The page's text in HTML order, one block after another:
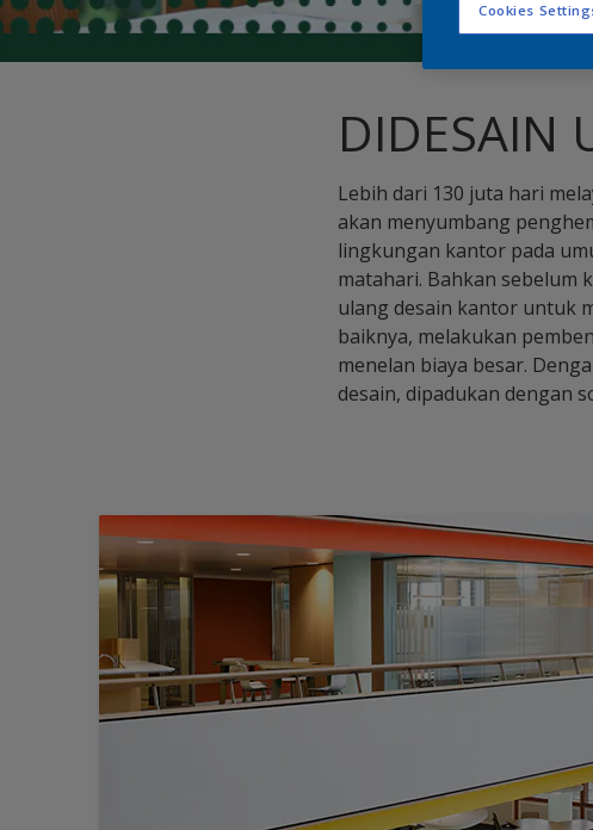
DIDESAIN
Lebih dari 130 juta hari
akan menyumbang
lingkungan kantor pada
matahari. Bahkan sebelum
ulang desain kantor untuk
baiknya, melakukan
menelan biaya besar.
desain, dipadukan dengan
Cookies